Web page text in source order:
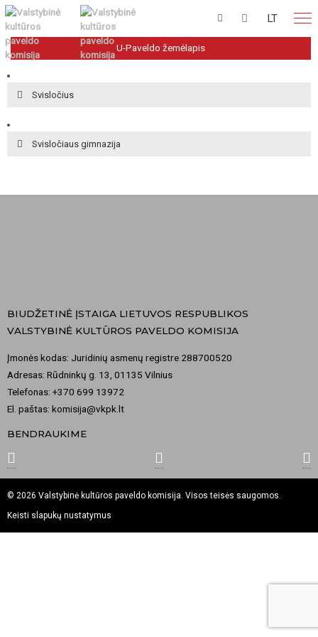
LT
U-Paveldo žemėlapis
Svisločius
Svisločiaus gimnazija
BIUDŽETINĖ ĮSTAIGA LIETUVOS RESPUBLIKOS
VALSTYBINĖ KULTŪROS PAVELDO KOMISIJA
Įmonės kodas: Juridinių asmenų registre 288700520
Adresas: Rūdninkų g. 13, 01135 Vilnius
Telefonas: +370 699 13972
El. paštas: komisija@vkpk.lt
BENDRAUKIME
© 2026 Valstybinė kultūros paveldo komisija. Visos teisės saugomos.
Keisti slapukų nustatymus